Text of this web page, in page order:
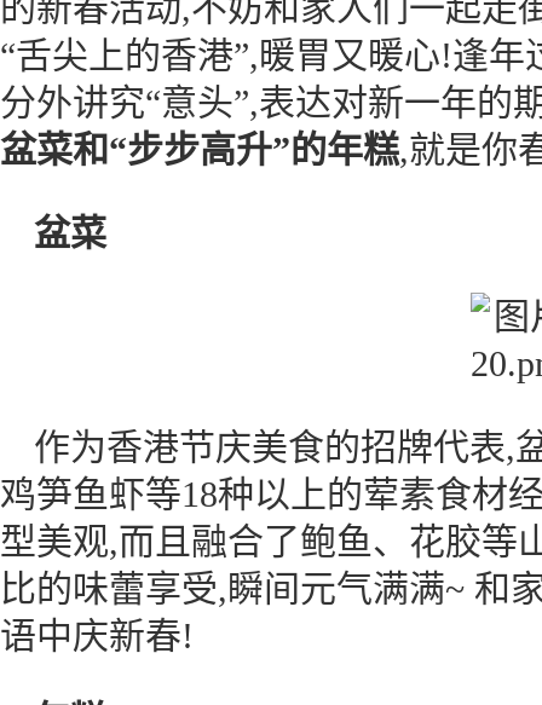
“舌尖上的香港”,暖胃又暖心!逢
分外讲究“意头”,表达对新一年的
盆菜和“步步高升”的年糕,就是你
盆菜
作为香港节庆美食的招牌代表,
鸡笋鱼虾等18种以上的荤素食材
型美观,而且融合了鲍鱼、花胶等
比的味蕾享受,瞬间元气满满~ 和
语中庆新春!